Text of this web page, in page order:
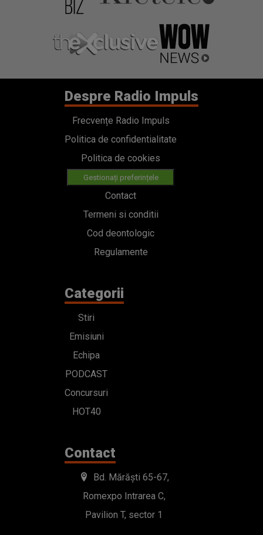
Despre Radio Impuls
Frecvențe Radio Impuls
Politica de confidentialitate
Politica de cookies
Gestionați preferințele
Contact
Termeni si conditii
Cod deontologic
Regulamente
Categorii
Stiri
Emisiuni
Echipa
PODCAST
Concursuri
HOT40
Contact
Bd. Mărăști 65-67,
Romexpo Intrarea C,
Pavilion T, sector 1